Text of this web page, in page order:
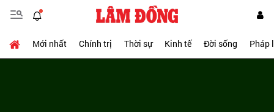
Mới nhất Chính trị Thời sự Kinh tế Đời sống Pháp